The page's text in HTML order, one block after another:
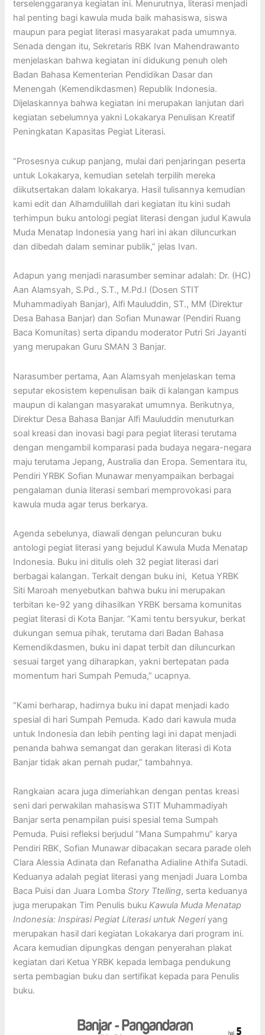
terselenggaranya kegiatan ini. Menurutnya, literasi menjadi
hal penting bagi kawula muda baik mahasiswa, siswa
maupun para pegiat literasi masyarakat pada umumnya.
Senada dengan itu, Sekretaris RBK Ivan Mahendrawanto
menjelaskan bahwa kegiatan ini didukung penuh oleh
Badan Bahasa Kementerian Pendidikan Dasar dan
Menengah (Kemendikdasmen) Republik Indonesia.
Dijelaskannya bahwa kegiatan ini merupakan lanjutan dari
kegiatan sebelumnya yakni Lokakarya Penulisan Kreatif
Peningkatan Kapasitas Pegiat Literasi.
“Prosesnya cukup panjang, mulai dari penjaringan peserta
untuk Lokakarya, kemudian setelah terpilih mereka
diikutsertakan dalam lokakarya. Hasil tulisannya kemudian
kami edit dan Alhamdulillah dari kegiatan itu kini sudah
terhimpun buku antologi pegiat literasi dengan judul Kawula
Muda Menatap Indonesia yang hari ini akan diluncurkan
dan dibedah dalam seminar publik,” jelas Ivan.
Adapun yang menjadi narasumber seminar adalah: Dr. (HC)
Aan Alamsyah, S.Pd., S.T., M.Pd.I (Dosen STIT
Muhammadiyah Banjar), Alfi Mauluddin, ST., MM (Direktur
Desa Bahasa Banjar) dan Sofian Munawar (Pendiri Ruang
Baca Komunitas) serta dipandu moderator Putri Sri Jayanti
yang merupakan Guru SMAN 3 Banjar.
Narasumber pertama, Aan Alamsyah menjelaskan tema
seputar ekosistem kepenulisan baik di kalangan kampus
maupun di kalangan masyarakat umumnya. Berikutnya,
Direktur Desa Bahasa Banjar Alfi Mauluddin menuturkan
soal kreasi dan inovasi bagi para pegiat literasi terutama
dengan mengambil komparasi pada budaya negara-negara
maju terutama Jepang, Australia dan Eropa. Sementara itu,
Pendiri YRBK Sofian Munawar menyampaikan berbagai
pengalaman dunia literasi sembari memprovokasi para
kawula muda agar terus berkarya.
Agenda sebelunya, diawali dengan peluncuran buku
antologi pegiat literasi yang bejudul Kawula Muda Menatap
Indonesia. Buku ini ditulis oleh 32 pegiat literasi dari
berbagai kalangan. Terkait dengan buku ini, Ketua YRBK
Siti Maroah menyebutkan bahwa buku ini merupakan
terbitan ke-92 yang dihasilkan YRBK bersama komunitas
pegiat literasi di Kota Banjar. “Kami tentu bersyukur, berkat
dukungan semua pihak, terutama dari Badan Bahasa
Kemendikdasmen, buku ini dapat terbit dan diluncurkan
sesuai target yang diharapkan, yakni bertepatan pada
momentum hari Sumpah Pemuda,” ucapnya.
“Kami berharap, hadirnya buku ini dapat menjadi kado
spesial di hari Sumpah Pemuda. Kado dari kawula muda
untuk Indonesia dan lebih penting lagi ini dapat menjadi
penanda bahwa semangat dan gerakan literasi di Kota
Banjar tidak akan pernah pudar,” tambahnya.
Rangkaian acara juga dimeriahkan dengan pentas kreasi
seni dari perwakilan mahasiswa STIT Muhammadiyah
Banjar serta penampilan puisi spesial tema Sumpah
Pemuda. Puisi refleksi berjudul “Mana Sumpahmu” karya
Pendiri RBK, Sofian Munawar dibacakan secara parade oleh
Clara Alessia Adinata dan Refanatha Adialine Athifa Sutadi.
Keduanya adalah pegiat literasi yang menjadi Juara Lomba
Baca Puisi dan Juara LombaStory Ttelling, serta keduanya
juga merupakan Tim Penulis bukuKawula Muda Menatap
Indonesia: Inspirasi Pegiat Literasi untuk Negeriyang
merupakan hasil dari kegiatan Lokakarya dari program ini.
Acara kemudian dipungkas dengan penyerahan plakat
kegiatan dari Ketua YRBK kepada lembaga pendukung
serta pembagian buku dan sertifikat kepada para Penulis
buku.